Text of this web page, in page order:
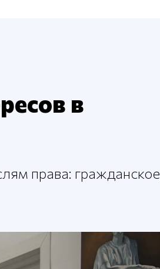
в
права: гражданское,